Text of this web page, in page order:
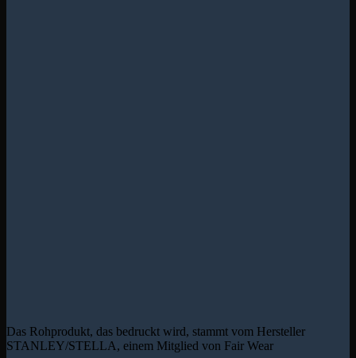
Das Rohprodukt, das bedruckt wird, stammt vom Hersteller
STANLEY/STELLA, einem Mitglied von Fair Wear